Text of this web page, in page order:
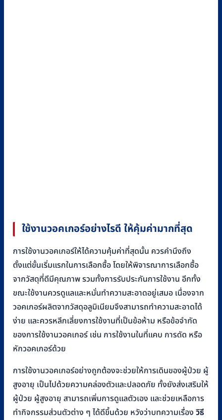
ใช้งานวอคเกอร์อย่างไรดี ให้คุ้มค่ามากที่สุด
การใช้งานวอคเกอร์ให้ได้ความคุ้มค่าที่สุดนั้น ควรคำนึงถึง
ตั้งแต่ขั้นเริ่มแรกในการเลือกซื้อ โดยให้พิจารณาการเลือกซื้อ
จากวัสดุที่ดีมีคุณภาพ รวมทั้งการรับประกันการใช้งาน อีกทั้ง
ขณะใช้งานควรดูแลและหมั่นทำความสะอาดอยู่เสมอ เนื่องจาก
วอคเกอร์ผลิตจากวัสดุอลูมิเนียมจึงสามารถทำความสะอาดได้
ง่าย และควรหลีกเลี่ยงการใช้งานที่เป็นข้อห้าม หรือข้อจำกัด
ของการใช้งานวอคเกอร์ เช่น การใช้งานในที่แคบ การดัด หรือ
หักวอคเกอร์ด้วย
การใช้งานวอคเกอร์อย่างถูกต้องจะช่วยให้การเดินของผู้ป่วย ผู้
สูงอายุ เป็นไปด้วยความคล่องตัวและปลอดภัย ทั้งยังส่งเสริมให้
ผู้ป่วย ผู้สูงอายุ สามารถเพิ่มการดูแลตัวเอง และช่วยเหลือการ
ทำกิจกรรมส่วนตัวต่าง ๆ ได้ดีขึ้นด้วย หวังว่าบทความเรื่อง วิธี